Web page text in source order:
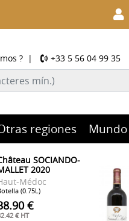
?| +33 5 56 04 99 35
regiones Mundo
SOCIANDO-
2020
Médoc
(0.75L)
€
€ HT